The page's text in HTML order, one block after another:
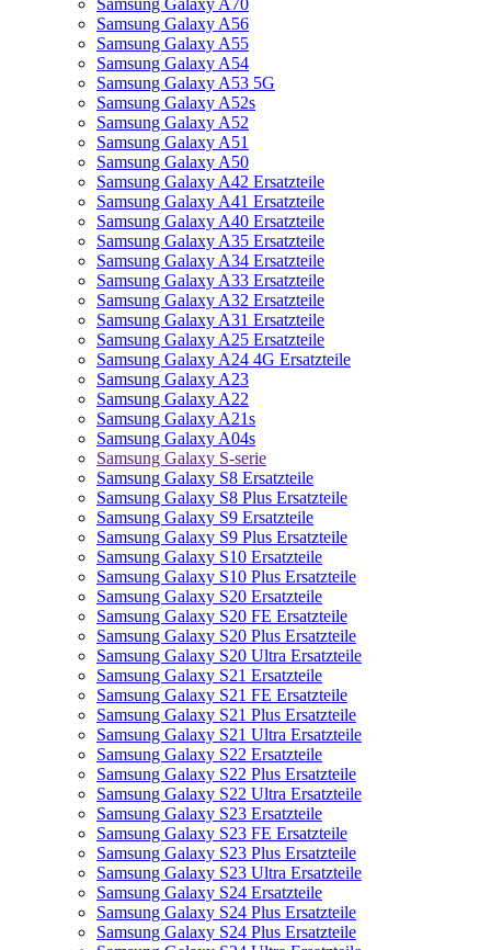
Samsung Galaxy A56
Samsung Galaxy A55
Samsung Galaxy A54
Samsung Galaxy A53 5G
Samsung Galaxy A52s
Samsung Galaxy A52
Samsung Galaxy A51
Samsung Galaxy A50
Samsung Galaxy A42 Ersatzteile
Samsung Galaxy A41 Ersatzteile
Samsung Galaxy A40 Ersatzteile
Samsung Galaxy A35 Ersatzteile
Samsung Galaxy A34 Ersatzteile
Samsung Galaxy A33 Ersatzteile
Samsung Galaxy A32 Ersatzteile
Samsung Galaxy A31 Ersatzteile
Samsung Galaxy A25 Ersatzteile
Samsung Galaxy A24 4G Ersatzteile
Samsung Galaxy A23
Samsung Galaxy A22
Samsung Galaxy A21s
Samsung Galaxy A04s
Samsung Galaxy S-serie
Samsung Galaxy S8 Ersatzteile
Samsung Galaxy S8 Plus Ersatzteile
Samsung Galaxy S9 Ersatzteile
Samsung Galaxy S9 Plus Ersatzteile
Samsung Galaxy S10 Ersatzteile
Samsung Galaxy S10 Plus Ersatzteile
Samsung Galaxy S20 Ersatzteile
Samsung Galaxy S20 FE Ersatzteile
Samsung Galaxy S20 Plus Ersatzteile
Samsung Galaxy S20 Ultra Ersatzteile
Samsung Galaxy S21 Ersatzteile
Samsung Galaxy S21 FE Ersatzteile
Samsung Galaxy S21 Plus Ersatzteile
Samsung Galaxy S21 Ultra Ersatzteile
Samsung Galaxy S22 Ersatzteile
Samsung Galaxy S22 Plus Ersatzteile
Samsung Galaxy S22 Ultra Ersatzteile
Samsung Galaxy S23 Ersatzteile
Samsung Galaxy S23 FE Ersatzteile
Samsung Galaxy S23 Plus Ersatzteile
Samsung Galaxy S23 Ultra Ersatzteile
Samsung Galaxy S24 Ersatzteile
Samsung Galaxy S24 Plus Ersatzteile
Samsung Galaxy S24 Plus Ersatzteile